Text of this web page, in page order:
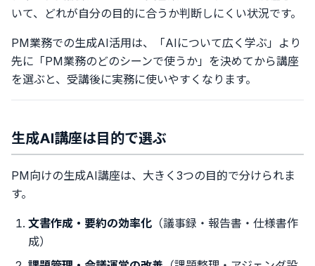
いて、どれが自分の目的に合うか判断しにくい状況です。
PM業務での生成AI活用は、「AIについて広く学ぶ」より
先に「PM業務のどのシーンで使うか」を決めてから講座
を選ぶと、受講後に実務に使いやすくなります。
生成AI講座は目的で選ぶ
PM向けの生成AI講座は、大きく3つの目的で分けられま
す。
文書作成・要約の効率化 （議事録・報告書・仕様書作
成）